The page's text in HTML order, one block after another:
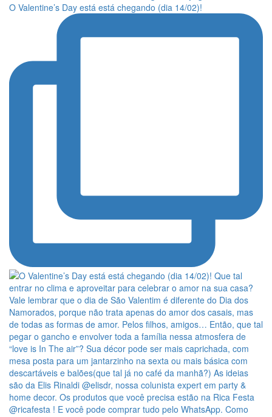
O Valentine’s Day está está chegando (dia 14/02)!